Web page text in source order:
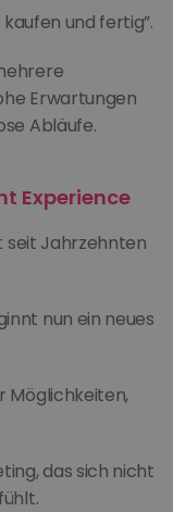
und fertig”.
Erwartungen
Abläufe.
Experience
seit Jahrzehnten
nun ein neues
Möglichkeiten,
das sich nicht